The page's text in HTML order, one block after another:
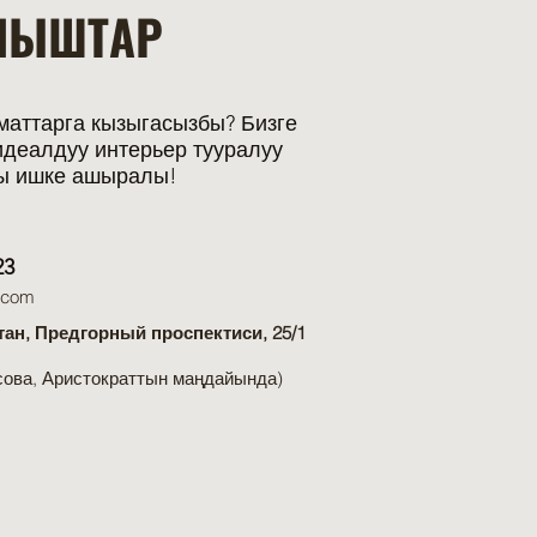
кызыгасызбы? Бизге
интерьер тууралуу
ишке ашыралы!
Предгорный проспектиси, 25/1
Аристократтын маңдайында)